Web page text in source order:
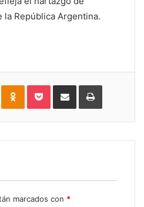
la República Argentina.
Odnoklassniki
PocketShare
Email
Print
marcados con *